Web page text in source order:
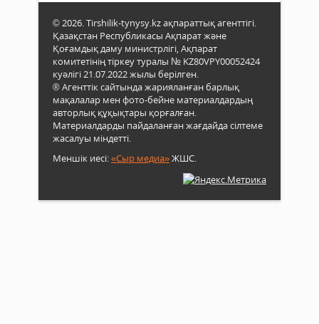
© 2026. Tirshilik-tynysy.kz ақпараттық агенттігі.
Қазақстан Республикасы Ақпарат және
Қоғамдық даму министрлігі, Ақпарат
комитетінің тіркеу туралы № KZ80VPY00052424
куәлігі 21.07.2022 жылы берілген.
® Агенттік сайтында жарияланған барлық
мақалалар мен фото-бейне материалдардың
авторлық құқықтары қорғалған.
Материалдарды пайдаланған жағдайда сілтеме
жасалуы міндетті.
Меншік иесі:«Сыр медиа»ЖШС.